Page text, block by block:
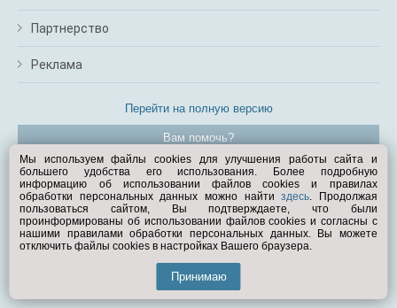
Партнерство
Реклама
Перейти на полную версию
Вам помочь?
© Exist.ru 1998—2026
Мы используем файлы cookies для улучшения работы сайта и
большего удобства его использования. Более подробную
информацию об использовании файлов cookies и правилах
обработки персональных данных можно найтиздесь. Продолжая
пользоваться сайтом, Вы подтверждаете, что были
проинформированы об использовании файлов cookies и согласны с
нашими правилами обработки персональных данных. Вы можете
отключить файлы cookies в настройках Вашего браузера.
Принимаю